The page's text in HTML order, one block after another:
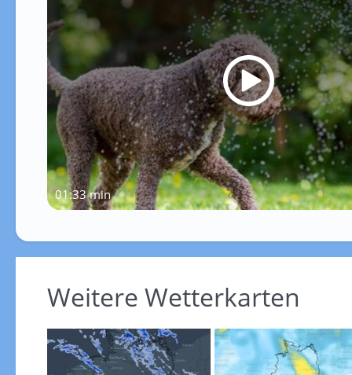
01:33 min
Weitere Wetterkarten